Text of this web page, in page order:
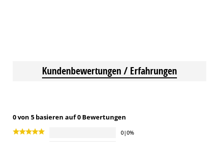
Kundenbewertungen / Erfahrungen
0 von 5 basieren auf 0 Bewertungen
0|0%